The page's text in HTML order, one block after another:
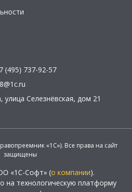
(495) 737-92-57
, улица Селезнёвская, дом 21
«1С»). Все права на сайт
защищены
«1С-Софт» (о компании).
на технологическую платформу